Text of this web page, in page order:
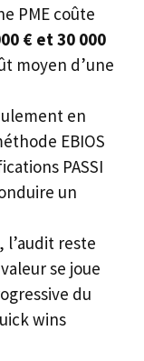
PME coûte
€ et 30 000
moyen d’une
en
EBIOS
PASSI
un
l’audit reste
se joue
du
wins